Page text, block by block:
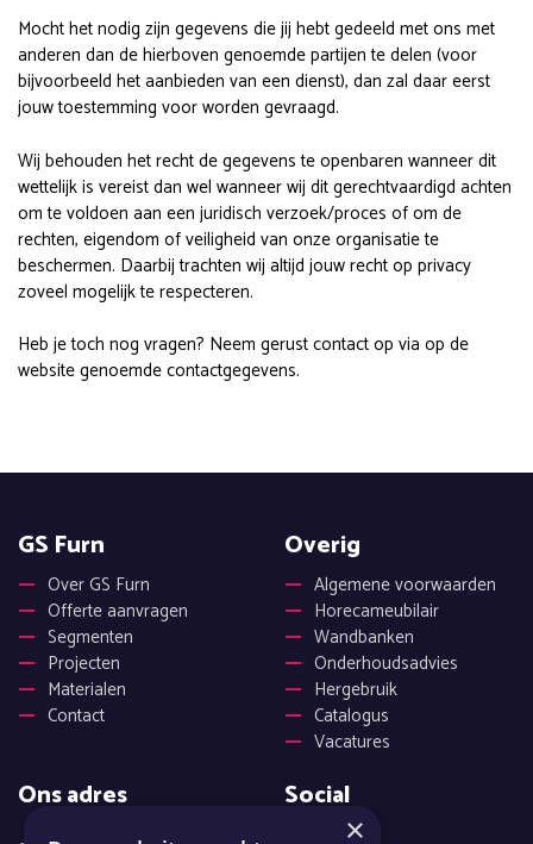
Mocht het nodig zijn gegevens die jij hebt gedeeld met ons met
anderen dan de hierboven genoemde partijen te delen (voor
bijvoorbeeld het aanbieden van een dienst), dan zal daar eerst
jouw toestemming voor worden gevraagd.
Wij behouden het recht de gegevens te openbaren wanneer dit
wettelijk is vereist dan wel wanneer wij dit gerechtvaardigd achten
om te voldoen aan een juridisch verzoek/proces of om de
rechten, eigendom of veiligheid van onze organisatie te
beschermen. Daarbij trachten wij altijd jouw recht op privacy
zoveel mogelijk te respecteren.
Heb je toch nog vragen? Neem gerust contact op via op de
website genoemde contactgegevens.
GS Furn
Over GS Furn
Offerte aanvragen
Segmenten
Projecten
Materialen
Contact
Overig
Algemene voorwaarden
Horecameubilair
Wandbanken
Onderhoudsadvies
Hergebruik
Catalogus
Vacatures
Ons adres Social
Facebook
×